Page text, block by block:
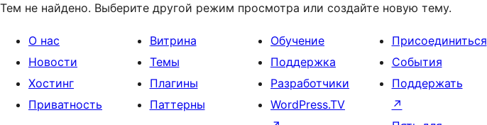
Тем не найдено. Выберите другой режим просмотра или создайте новую тему.
О нас
Новости
Хостинг
Приватность
Витрина
Темы
Плагины
Паттерны
Обучение
Поддержка
Разработчики
WordPress.TV
Присоединиться
События
Поддержать
↗